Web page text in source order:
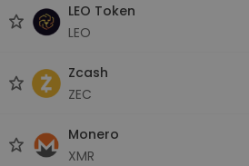
LEO Token
LEO
Zcash
ZEC
Monero
XMR